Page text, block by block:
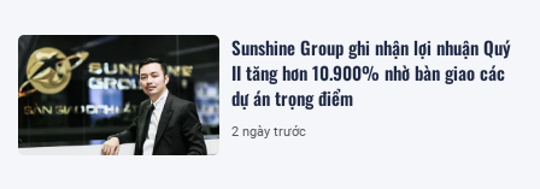
Sunshine Group ghi nhận lợi nhuận Quý
II tăng hơn 10.900% nhờ bàn giao các
dự án trọng điểm
2 ngày trước